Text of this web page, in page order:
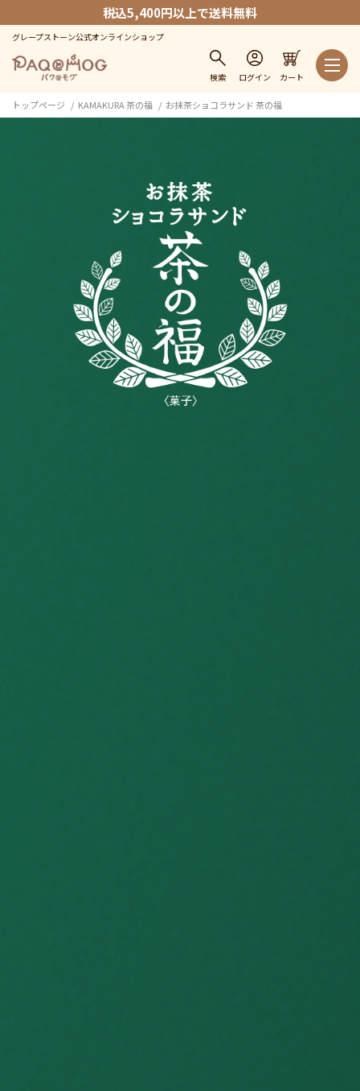
税込5,400円以上で送料無料
グレープストーン公式オンラインショップ
検索 ログイン カート
トップページ KAMAKURA 茶の福 お抹茶ショコラサンド 茶の福